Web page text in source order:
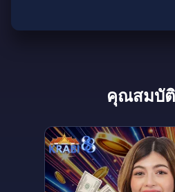
ลงชื่อเข้าใช้เพื่
ลงชื่อเข้าใช้เพื่อรับชมการถ่าย
ผลิตภัณฑ์ทั้งหมดขอ
ลงชื่อเข้าใช้
คุณสมบั